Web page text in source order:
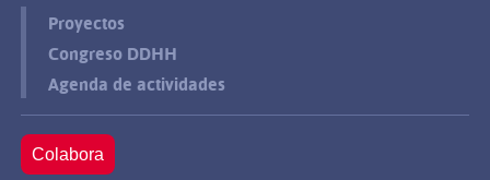
Proyectos
Congreso DDHH
Agenda de actividades
Colabora